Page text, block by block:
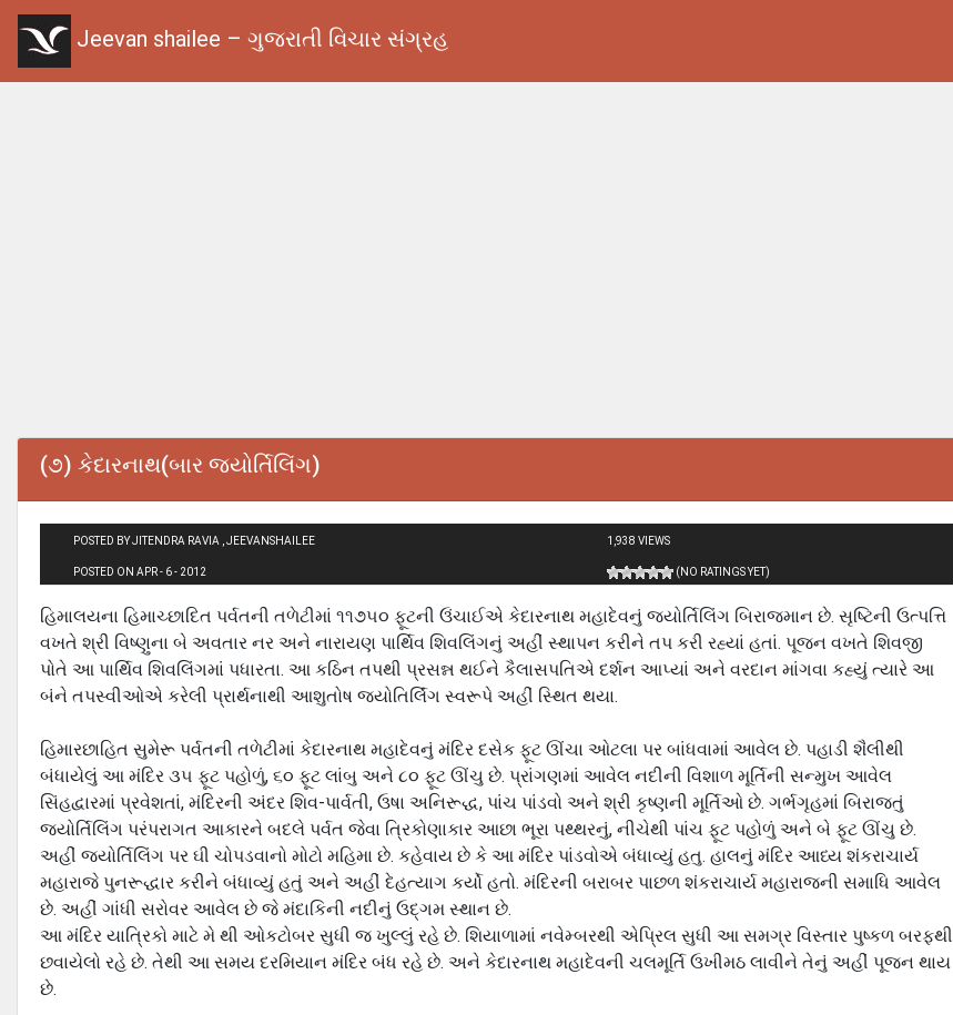
Jeevan shailee – ગુજરાતી વિચાર સંગ્રહ
(૭) કેદારનાથ(બાર જયોર્તિલિંગ)
POSTED BY JITENDRA RAVIA , JEEVANSHAILEE
POSTED ON APR - 6 - 2012
1,938 VIEWS
(NO RATINGS YET)
હિમાલયના હિમાચ્છાદિત પર્વતની તળેટીમાં ૧૧૭૫૦ ફૂટની ઉંચાઈએ કેદારનાથ મહાદેવનું જયોર્તિલિંગ બિરાજમાન છે. સૃષ્ટિની ઉત્પત્તિ
વખતે શ્રી વિષ્ણુના બે અવતાર નર અને નારાયણ પાર્થિવ શિવલિંગનું અહીં સ્થાપન કરીને તપ કરી રહ્યાં હતાં. પૂજન વખતે શિવજી
પોતે આ પાર્થિવ શિવલિંગમાં પધારતા. આ કઠિન તપથી પ્રસન્ન થઈને કૈલાસપતિએ દર્શન આપ્યાં અને વરદાન માંગવા કહ્યું ત્યારે આ
બંને તપસ્વીઓએ કરેલી પ્રાર્થનાથી આશુતોષ જયોતિર્લિંગ સ્વરૂપે અહીં સ્થિત થયા.
હિમારછાહિત સુમેરૂ પર્વતની તળેટીમાં કેદારનાથ મહાદેવનું મંદિર દસેક ફૂટ ઊંચા ઓટલા પર બાંધવામાં આવેલ છે. પહાડી શૈલીથી
બંધાયેલું આ મંદિર ૩૫ ફૂટ પહોળું, ૬૦ ફૂટ લાંબુ અને ૮૦ ફૂટ ઊંચુ છે. પ્રાંગણમાં આવેલ નદીની વિશાળ મૂર્તિની સન્મુખ આવેલ
સિંહદ્વારમાં પ્રવેશતાં, મંદિરની અંદર શિવ-પાર્વતી, ઉષા અનિરૂદ્ધ, પાંચ પાંડવો અને શ્રી કૃષ્ણની મૂર્તિઓ છે. ગર્ભગૃહમાં બિરાજતું
જયોર્તિલિંગ પરંપરાગત આકારને બદલે પર્વત જેવા ત્રિકોણાકાર આછા ભૂરા પથ્થરનું, નીચેથી પાંચ ફૂટ પહોળું અને બે ફૂટ ઊંચુ છે.
અહીં જયોર્તિલિંગ પર ઘી ચોપડવાનો મોટો મહિમા છે. કહેવાય છે કે આ મંદિર પાંડવોએ બંધાવ્યું હતુ. હાલનું મંદિર આધ્ય શંકરાચાર્ય
મહારાજે પુનરૂદ્ધાર કરીને બંધાવ્યું હતું અને અહીં દેહત્યાગ કર્યો હતો. મંદિરની બરાબર પાછળ શંકરાચાર્ય મહારાજની સમાધિ આવેલ
છે. અહીં ગાંધી સરોવર આવેલ છે જે મંદાકિની નદીનું ઉદ્ગમ સ્થાન છે.
આ મંદિર યાત્રિકો માટે મે થી ઓકટોબર સુધી જ ખુલ્લું રહે છે. શિયાળામાં નવેમ્બરથી એપ્રિલ સુધી આ સમગ્ર વિસ્તાર પુષ્કળ બરફથી
છવાયેલો રહે છે. તેથી આ સમય દરમિયાન મંદિર બંધ રહે છે. અને કેદારનાથ મહાદેવની ચલમૂર્તિ ઉખીમઠ લાવીને તેનું અહીં પૂજન થાય
છે.